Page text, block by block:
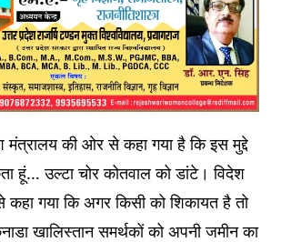
मंत्रालय की ओर से कहा गया है कि इस मुद्दे
हूं… उल्टा चोर कोतवाल को डांटे। विदेश
गया कि अगर किसी को शिकायत है तो
खालिस्तान समर्थकों को अपनी जमीन का